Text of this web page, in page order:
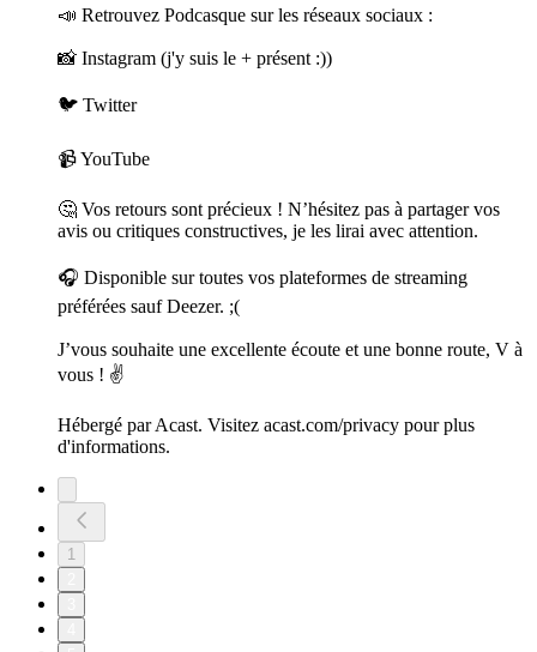
📣 Retrouvez Podcasque sur les réseaux sociaux :
📸 Instagram (j'y suis le + présent :))
🐦 Twitter
📹 YouTube
🤔 Vos retours sont précieux ! N’hésitez pas à partager vos
avis ou critiques constructives, je les lirai avec attention.
🎧 Disponible sur toutes vos plateformes de streaming
préférées sauf Deezer. ;(
J’vous souhaite une excellente écoute et une bonne route, V à
vous ! ✌️
Hébergé par Acast. Visitez acast.com/privacy pour plus
d'informations.
1